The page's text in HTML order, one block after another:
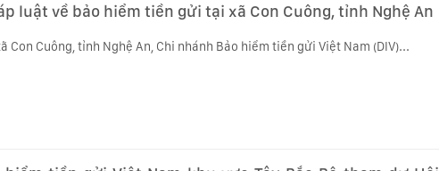
luật về bảo hiểm tiền gửi tại xã Con Cuông, tỉnh Nghệ An
Con Cuông, tỉnh Nghệ An, Chi nhánh Bảo hiểm tiền gửi Việt Nam (DIV)...